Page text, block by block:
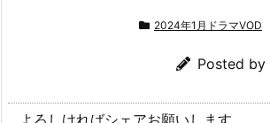
2024年1月ドラマVOD
Posted by
よろしければシェアお願いします